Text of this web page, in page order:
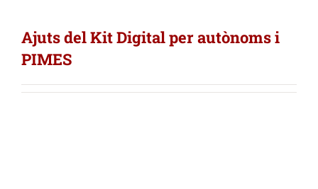
Ajuts del Kit Digital per autònoms i
PIMES